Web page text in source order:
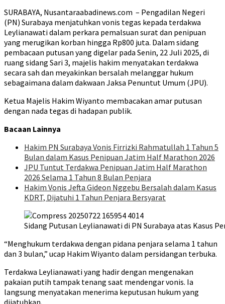
SURABAYA, Nusantaraabadinews.com – Pengadilan Negeri
(PN) Surabaya menjatuhkan vonis tegas kepada terdakwa
Leylianawati dalam perkara pemalsuan surat dan penipuan
yang merugikan korban hingga Rp800 juta. Dalam sidang
pembacaan putusan yang digelar pada Senin, 22 Juli 2025, di
ruang sidang Sari 3, majelis hakim menyatakan terdakwa
secara sah dan meyakinkan bersalah melanggar hukum
sebagaimana dalam dakwaan Jaksa Penuntut Umum (JPU).
Ketua Majelis Hakim Wiyanto membacakan amar putusan
dengan nada tegas di hadapan publik.
Bacaan Lainnya
Hakim PN Surabaya Vonis Firrizki Rahmatullah 1 Tahun 5
Bulan dalam Kasus Penipuan Jatim Half Marathon 2026
JPU Tuntut Terdakwa Penipuan Jatim Half Marathon
2026 Selama 1 Tahun 8 Bulan Penjara
Hakim Vonis Jefta Gideon Nggebu Bersalah dalam Kasus
KDRT, Dijatuhi 1 Tahun Penjara Bersyarat
Sidang Putusan Leylianawati di PN Surabaya atas Kasus
“Menghukum terdakwa dengan pidana penjara selama 1 tahun
dan 3 bulan,” ucap Hakim Wiyanto dalam persidangan terbuka.
Terdakwa Leylianawati yang hadir dengan mengenakan
pakaian putih tampak tenang saat mendengar vonis. Ia
langsung menyatakan menerima keputusan hukum yang